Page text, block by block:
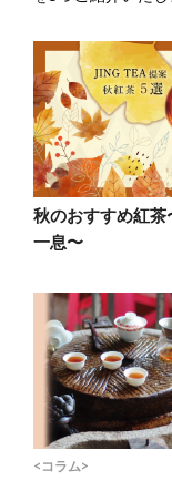
秋のおすすめ紅茶
一息〜
<コラム>